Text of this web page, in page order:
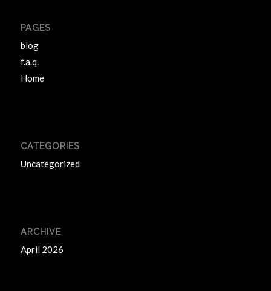
PAGES
blog
f.a.q.
Home
CATEGORIES
Uncategorized
ARCHIVE
April 2026